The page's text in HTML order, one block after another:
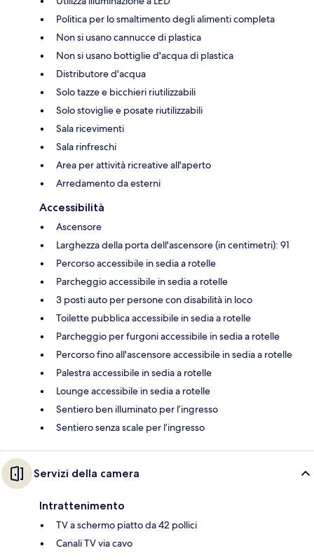
Politica per lo smaltimento degli alimenti completa
Non si usano cannucce di plastica
Non si usano bottiglie d'acqua di plastica
Distributore d'acqua
Solo tazze e bicchieri riutilizzabili
Solo stoviglie e posate riutilizzabili
Sala ricevimenti
Sala rinfreschi
Area per attività ricreative all'aperto
Arredamento da esterni
Accessibilità
Ascensore
Larghezza della porta dell'ascensore (in centimetri): 91
Percorso accessibile in sedia a rotelle
Parcheggio accessibile in sedia a rotelle
3 posti auto per persone con disabilità in loco
Toilette pubblica accessibile in sedia a rotelle
Parcheggio per furgoni accessibile in sedia a rotelle
Percorso fino all'ascensore accessibile in sedia a rotelle
Palestra accessibile in sedia a rotelle
Lounge accessibile in sedia a rotelle
Sentiero ben illuminato per l’ingresso
Sentiero senza scale per l’ingresso
Servizi della camera
Intrattenimento
TV a schermo piatto da 42 pollici
Canali TV via cavo